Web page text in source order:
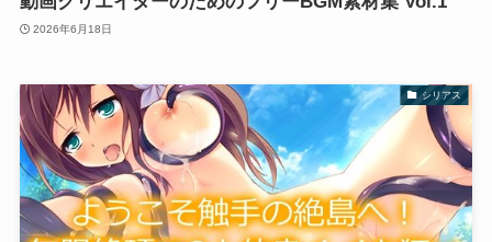
2026年6月18日
シリアス